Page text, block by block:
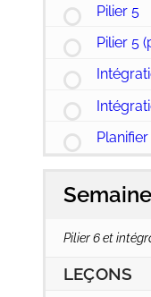
Pilier 5
Pilier 5
Pilier 6 et
LEÇONS